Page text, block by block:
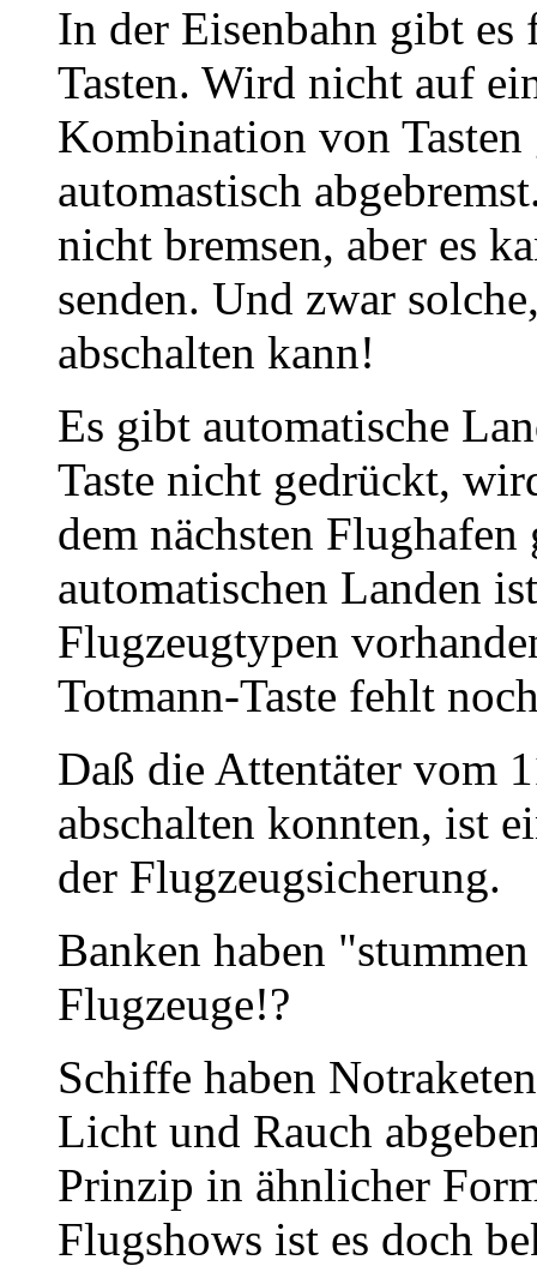
In der Eisenbahn gibt
Tasten. Wird nicht auf
Kombination von
automastisch
nicht bremsen, aber es
senden. Und zwar
abschalten kann!
Es gibt automatische
Taste nicht gedrückt,
dem nächsten
automatischen Landen
Flugzeugtypen
Totmann-Taste fehlt
Daß die Attentäter vom
abschalten konnten, ist
der Flugzeugsicherung.
Banken haben
Flugzeuge!?
Schiffe haben
Licht und Rauch
Prinzip in ähnlicher
Flugshows ist es doch